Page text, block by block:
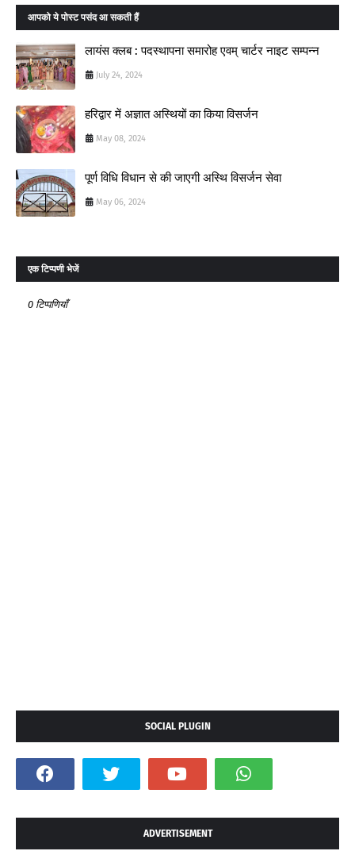
आपको ये पोस्ट पसंद आ सकती हैं
लायंस क्लब : पदस्थापना समारोह एवम् चार्टर नाइट सम्पन्न
July 24, 2024
हरिद्वार में अज्ञात अस्थियों का किया विसर्जन
May 08, 2024
पूर्ण विधि विधान से की जाएगी अस्थि विसर्जन सेवा
May 06, 2024
एक टिप्पणी भेजें
0 टिप्पणियाँ
SOCIAL PLUGIN
ADVERTISEMENT